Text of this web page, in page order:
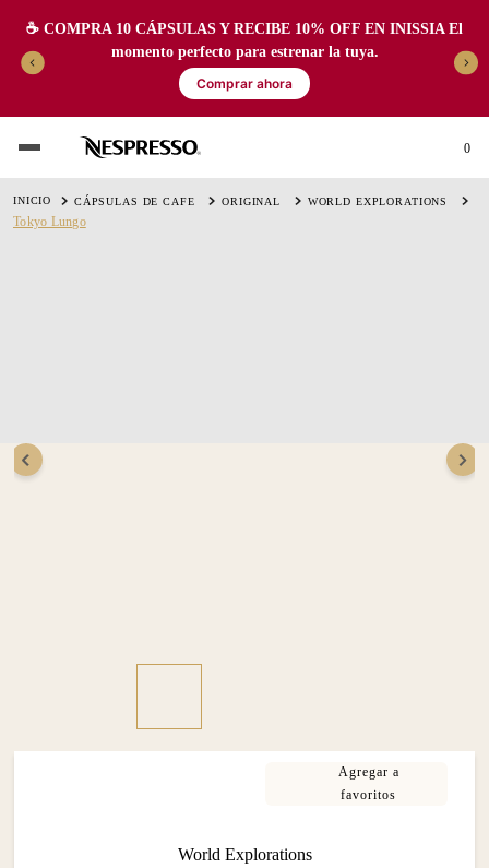
☕️ COMPRA 10 CÁPSULAS Y RECIBE 10% OFF EN INISSIA El
momento perfecto para estrenar la tuya.
Comprar ahora
0
CÁPSULAS DE CAFE ORIGINAL WORLD EXPLORATIONS
Tokyo Lungo
World Explorations